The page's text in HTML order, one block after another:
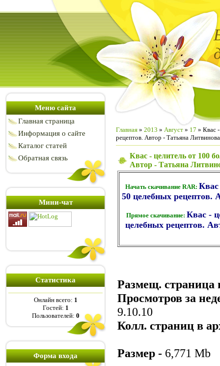
Меню сайта
Главная страница
Информация о сайте
Каталог статей
Обратная связь
Мини-чат
Статистика
Онлайн всего: 1
Гостей: 1
Пользователей: 0
Форма входа
Главная » 2013 » Август » 17 » Квас
рецептов. Автор - Татьяна Литвинова
Квас - целитель от 100
Автор - Татьяна
Начать скачивание RAR: Квас
50 целебных рецептов.
Прямое скачивание: Квас -
целебных рецептов.
Размещ. страница
Просмотров за
9.10.10
Колл. страниц в
Размер - 6,771 Mb